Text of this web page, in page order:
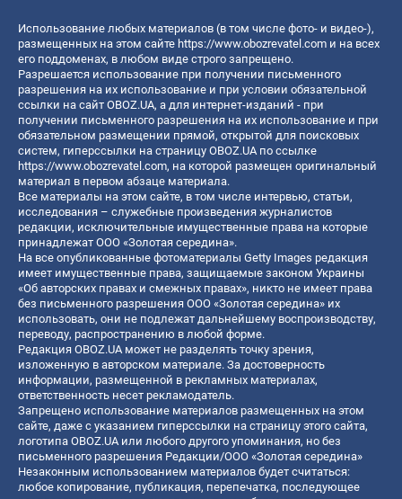
Использование любых материалов (в том числе фото- и видео-),
размещенных на этом сайте https://www.obozrevatel.com и на всех
его поддоменах, в любом виде строго запрещено.
Разрешается использование при получении письменного
разрешения на их использование и при условии обязательной
ссылки на сайт OBOZ.UA, а для интернет-изданий - при
получении письменного разрешения на их использование и при
обязательном размещении прямой, открытой для поисковых
систем, гиперссылки на страницу OBOZ.UA по ссылке
https://www.obozrevatel.com, на которой размещен оригинальный
материал в первом абзаце материала.
Все материалы на этом сайте, в том числе интервью, статьи,
исследования – служебные произведения журналистов
редакции, исключительные имущественные права на которые
принадлежат ООО «Золотая середина».
На все опубликованные фотоматериалы Getty Images редакция
имеет имущественные права, защищаемые законом Украины
«Об авторских правах и смежных правах», никто не имеет права
без письменного разрешения ООО «Золотая середина» их
использовать, они не подлежат дальнейшему воспроизводству,
переводу, распространению в любой форме.
Редакция OBOZ.UA может не разделять точку зрения,
изложенную в авторском материале. За достоверность
информации, размещенной в рекламных материалах,
ответственность несет рекламодатель.
Запрещено использование материалов размещенных на этом
сайте, даже с указанием гиперссылки на страницу этого сайта,
логотипа OBOZ.UA или любого другого упоминания, но без
письменного разрешения Редакции/ООО «Золотая середина»
Незаконным использованием материалов будет считаться:
любое копирование, публикация, перепечатка, последующее